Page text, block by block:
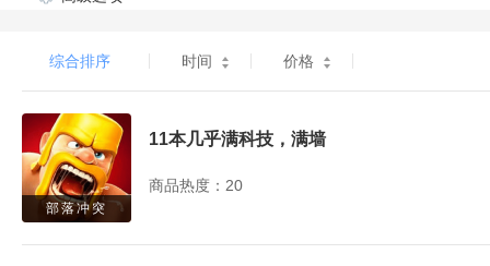
综合排序 时间 价格
部落冲突
11本几乎满科技，满墙
商品热度：20